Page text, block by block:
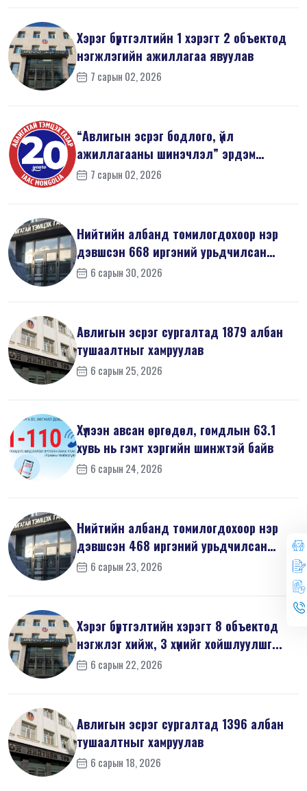
Хэрэг бүртгэлтийн 1 хэрэгт 2 объектод
нэгжлэгийн ажиллагаа явуулав
7 сарын 02, 2026
“Авлигын эсрэг бодлого, үйл
ажиллагааны шинэчлэл” эрдэм
шинжилгээний б...
7 сарын 02, 2026
Нийтийн албанд томилогдохоор нэр
дэвшсэн 668 иргэний урьдчилсан
мэдүүл...
6 сарын 30, 2026
Авлигын эсрэг сургалтад 1879 албан
тушаалтныг хамруулав
6 сарын 25, 2026
Хүлээн авсан өргөдөл, гомдлын 63.1
хувь нь гэмт хэргийн шинжтэй байв
6 сарын 24, 2026
Нийтийн албанд томилогдохоор нэр
дэвшсэн 468 иргэний урьдчилсан
мэдүүл...
6 сарын 23, 2026
Хэрэг бүртгэлтийн хэрэгт 8 объектод
нэгжлэг хийж, 3 хүнийг хойшлуулшг...
6 сарын 22, 2026
Авлигын эсрэг сургалтад 1396 албан
тушаалтныг хамруулав
6 сарын 18, 2026